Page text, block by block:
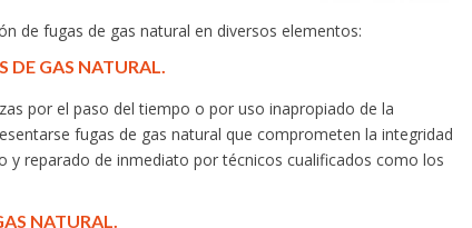
de fugas de gas natural en diversos elementos:
DE GAS NATURAL.
por el paso del tiempo o por uso inapropiado de la
fugas de gas natural que comprometen la integridad
y reparado de inmediato por técnicos cualificados como los
NATURAL.